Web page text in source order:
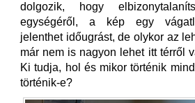
dolgozik, hogy
egységéről, a kép egy
jelenthet időugrást, de olykor az
már nem is nagyon lehet itt térről
Ki tudja, hol és mikor történik
történik-e?